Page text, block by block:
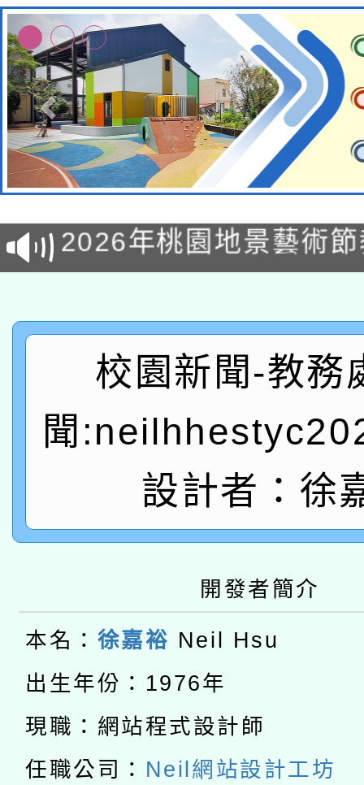
115年8月22日(星期六
桃園市孔廟祈福系列
2026年桃園地景藝術
「2026桃園藝術巡演
關事宜
轉知教育部國民及學前
國立臺灣師範大學辦
業成長研習」實施計畫
函轉國家教育研究院
族教育國際趨勢與發展
轉知教育部國民及學前
新北市政府教育局辦理
師專業成長研習實施
方素養工作坊新北場」
函轉國立臺灣師範大學
族語言臺北學習中心
「族語學習班」招生簡
轉知有關國立成功大學
文教學共融平台-教案
教育部國民及學前教
接種對象擴大為「滿6
接種之民眾」措施，延
月28日止
宣導素材2份，請協助
管道加強宣導
115年8月22日(星期六
桃園市孔廟祈福系列
開 智慧啟航」
2026年桃園地景藝術
「2026桃園藝術巡演
關事宜
轉知教育部國民及學前
國立臺灣師範大學辦理
函轉國家教育研究院中
校園新聞-教務
聞
設計者：徐
開發者簡介
本名： 徐嘉裕 Neil Hsu
出生年份：1976年
現職：網站程式設計師
任職公司： Neil網站設計工坊